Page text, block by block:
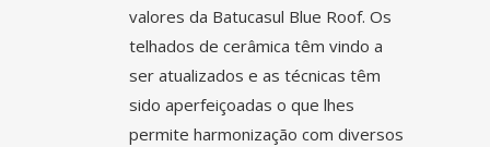
valores da Batucasul Blue Roof. Os
telhados de cerâmica têm vindo a
ser atualizados e as técnicas têm
sido aperfeiçoadas o que lhes
permite harmonização com diversos